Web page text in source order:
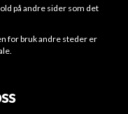
på andre sider som det
for bruk andre steder er